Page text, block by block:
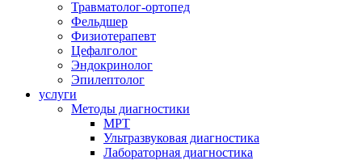
Травматолог-ортопед
Фельдшер
Физиотерапевт
Цефалголог
Эндокринолог
Эпилептолог
услуги
Методы диагностики
МРТ
Ультразвуковая диагностика
Лабораторная диагностика